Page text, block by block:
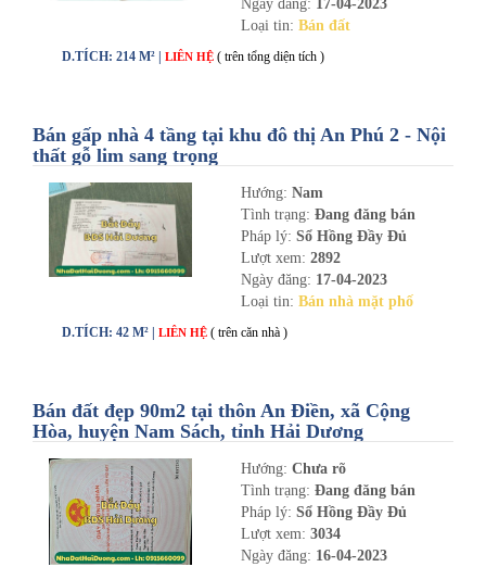
Ngày đăng:
17-04-2023
Loại tin: Bán đất
D.TÍCH: 214 M² | LIÊN HỆ ( trên tổng diện tích )
Bán gấp nhà 4 tầng tại khu đô thị An Phú 2 - Nội
thất gỗ lim sang trọng
Hướng: Nam
Tình trạng: Đang đăng bán
Pháp lý: Sổ Hồng Đầy Đủ
Lượt xem: 2892
Ngày đăng: 17-04-2023
Loại tin: Bán nhà mặt phố
D.TÍCH: 42 M² | LIÊN HỆ ( trên căn nhà )
Bán đất đẹp 90m2 tại thôn An Điền, xã Cộng
Hòa, huyện Nam Sách, tỉnh Hải Dương
Hướng: Chưa rõ
Tình trạng: Đang đăng bán
Pháp lý: Sổ Hồng Đầy Đủ
Lượt xem: 3034
Ngày đăng: 16-04-2023